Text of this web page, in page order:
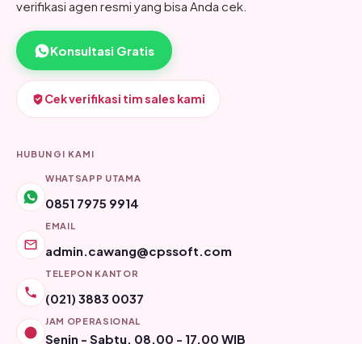
verifikasi agen resmi yang bisa Anda cek.
Konsultasi Gratis
Cek verifikasi tim sales kami
HUBUNGI KAMI
WHATSAPP UTAMA
0851 7975 9914
EMAIL
admin.cawang@cpssoft.com
TELEPON KANTOR
(021) 3883 0037
JAM OPERASIONAL
Senin - Sabtu, 08.00 - 17.00 WIB